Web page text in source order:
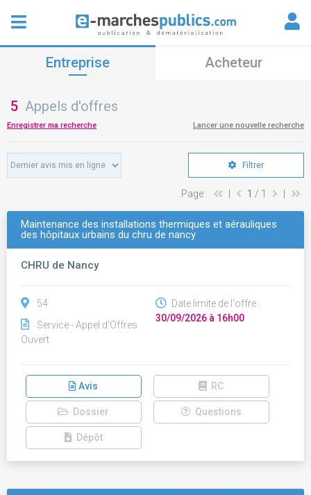
Entreprise Acheteur
5 Appels d'offres
Enregistrer ma recherche Lancer une nouvelle recherche
Filtrer
Page : 1 / 1
Maintenance des installations thermiques et aérauliques
des hôpitaux urbains du chru de nancy
CHRU de Nancy
54
Service - Appel d'Offres
Ouvert
Date limite de l'offre :
30/09/2026 à 16h00
Avis RC
Dossier Questions
Dépôt